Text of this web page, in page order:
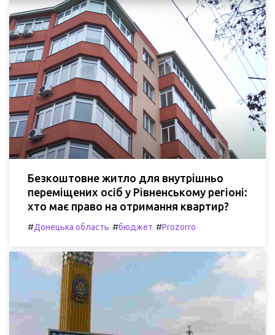
Безкоштовне житло для внутрішньо
переміщених осіб у Рівненському регіоні:
хто має право на отримання квартир?
#Донецька область #бюджет #Prozorro